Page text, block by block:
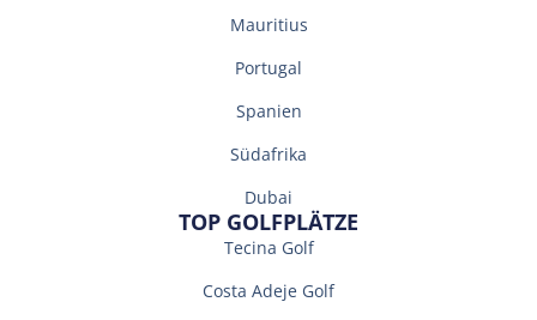
Mauritius
Portugal
Spanien
Südafrika
Dubai
TOP GOLFPLÄTZE
Tecina Golf
Costa Adeje Golf